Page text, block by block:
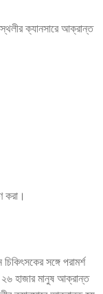
ক্যানসারে আক্রান্ত
করা।
সঙ্গে পরামর্শ
হাজার মানুষ আক্রান্ত